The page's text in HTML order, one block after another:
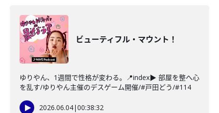
ビューティフル・マウント！
ゆりやん、1週間で性格が変わる。📍index▶ 部屋を整へ心
を乱す/ゆりやん主催のデスゲーム開催/#戸田どう/#114
2026.06.04|00:38:32